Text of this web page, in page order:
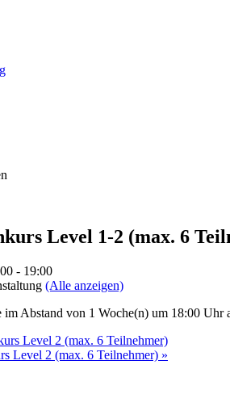
Level 1-2 (max. 6
- 19:00
(Alle anzeigen)
im Abstand von 1 Woche(n) um 18:00
Level 2 (max. 6 Teilnehmer)
Level 2 (max. 6 Teilnehmer) »